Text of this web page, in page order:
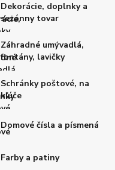
Dekorácie, doplnky a
sezónny tovar
Záhradné umývadlá,
fontány, lavičky
Schránky poštové, na
kľúče
Domové čísla a písmená
Farby a patiny